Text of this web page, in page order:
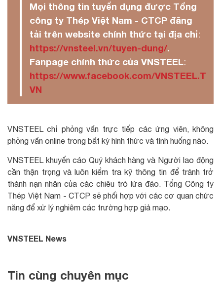
Mọi thông tin tuyển dụng được Tổng
công ty Thép Việt Nam - CTCP đăng
tải trên website chính thức tại địa chỉ:
https://vnsteel.vn/tuyen-dung/.
Fanpage chính thức của VNSTEEL:
https://www.facebook.com/VNSTEEL.T
VN
VNSTEEL chỉ phỏng vấn trực tiếp các ứng viên, không
phỏng vấn online trong bất kỳ hình thức và tình huống nào.
VNSTEEL khuyến cáo Quý khách hàng và Người lao động
cần thận trọng và luôn kiểm tra kỹ thông tin để tránh trở
thành nạn nhân của các chiêu trò lừa đảo. Tổng Công ty
Thép Việt Nam - CTCP sẽ phối hợp với các cơ quan chức
năng để xử lý nghiêm các trường hợp giả mạo.
VNSTEEL News
Tin cùng chuyên mục